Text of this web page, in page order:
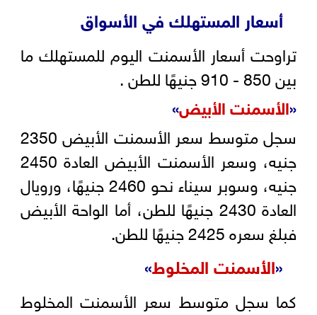
أسعار المستهلك في الأسواق
تراوحت أسعار الأسمنت اليوم للمستهلك ما
بين 850 - 910 جنيهًا للطن .
«الأسمنت الأبيض»
سجل متوسط سعر الأسمنت الأبيض 2350
جنيه، وسعر الأسمنت الأبيض العادة 2450
جنيه، وسوبر سيناء نحو 2460 جنيهًا، ورويال
العادة 2430 جنيهًا للطن، أما الواحة الأبيض
فبلغ سعره 2425 جنيهًا للطن.
«الأسمنت المخلوط»
كما سجل متوسط سعر الأسمنت المخلوط